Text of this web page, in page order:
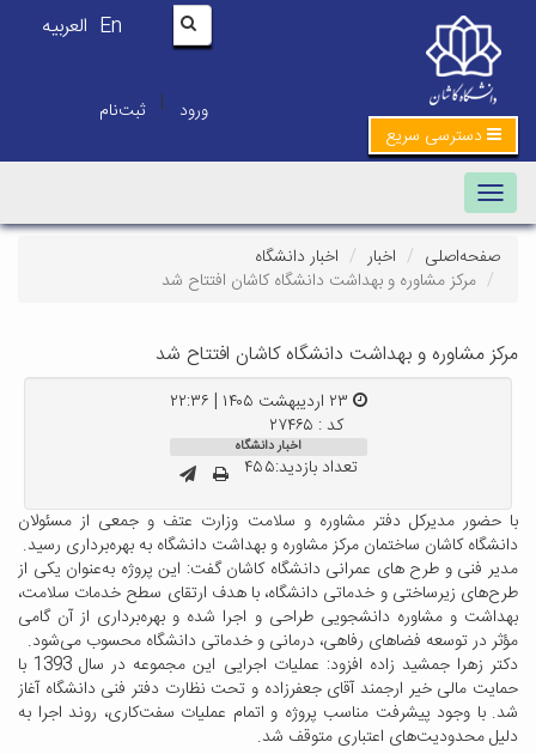
En العربیه
ورود | ثبت‌نام
دسترسی سریع
Toggle navigation
صفحه‌اصلی اخبار
اخبار دانشگاه
مرکز مشاوره و بهداشت دانشگاه کاشان افتتاح شد
مرکز مشاوره و بهداشت دانشگاه کاشان افتتاح شد
کد : ۲۷۴۶۵
اخبار دانشگاه
تعداد بازدید:۴۵۵
با حضور مدیرکل دفتر مشاوره و سلامت وزارت عتف و جمعی از مسئولان
دانشگاه کاشان ساختمان مرکز مشاوره و بهداشت دانشگاه به بهره‌برداری رسید.
مدیر فنی و طرح های عمرانی دانشگاه کاشان گفت: این پروژه به‌عنوان یکی از
طرح‌های زیرساختی و خدماتی دانشگاه، با هدف ارتقای سطح خدمات سلامت،
بهداشت و مشاوره دانشجویی طراحی و اجرا شده و بهره‌برداری از آن گامی
مؤثر در توسعه فضاهای رفاهی، درمانی و خدماتی دانشگاه محسوب می‌شود.
دکتر زهرا جمشید زاده افزود: عملیات اجرایی این مجموعه در سال 1393 با
حمایت مالی خیر ارجمند آقای جعفرزاده و تحت نظارت دفتر فنی دانشگاه آغاز
شد. با وجود پیشرفت مناسب پروژه و اتمام عملیات سفت‌کاری، روند اجرا به
دلیل محدودیت‌های اعتباری متوقف شد.